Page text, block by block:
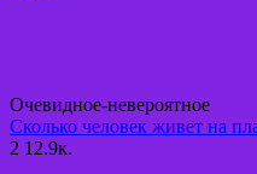
Очевидное-невероятное
Сколько человек живет на
2 12.9к.